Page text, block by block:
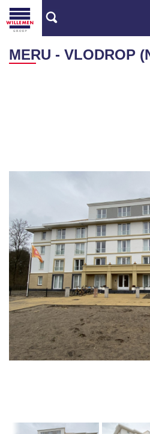
MERU - VLODROP